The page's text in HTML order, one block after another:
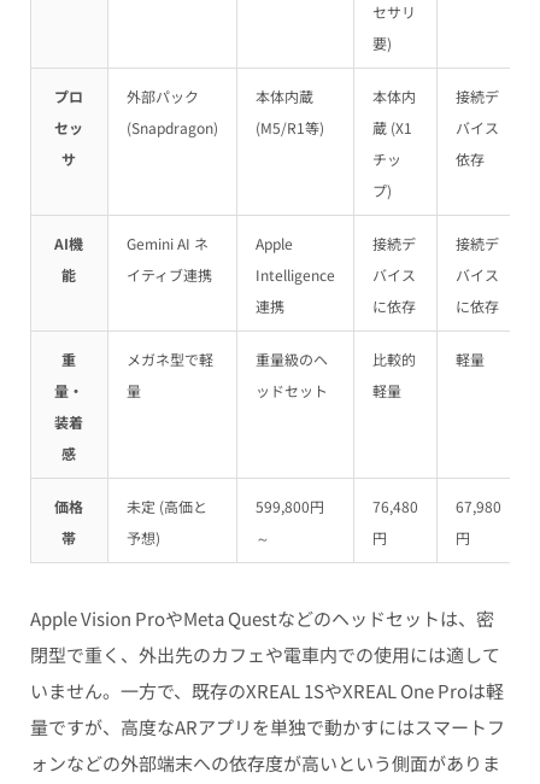
セサリ
要)
プロ
セッ
サ
外部パック
(Snapdragon)
本体内蔵
(M5/R1等)
本体内
蔵 (X1
チッ
プ)
接続デ
バイス
依存
AI機
能
Gemini AI ネ
イティブ連携
Apple
Intelligence
連携
接続デ
バイス
に依存
接続デ
バイス
に依存
重
量・
装着
感
メガネ型で軽
量
重量級のヘ
ッドセット
比較的
軽量
軽量
価格
帯
未定 (高価と
予想)
599,800円
～
76,480
円
67,980
円
Apple Vision ProやMeta Questなどのヘッドセットは、密
閉型で重く、外出先のカフェや電車内での使用には適して
いません。一方で、既存のXREAL 1SやXREAL One Proは軽
量ですが、高度なARアプリを単独で動かすにはスマートフ
ォンなどの外部端末への依存度が高いという側面がありま